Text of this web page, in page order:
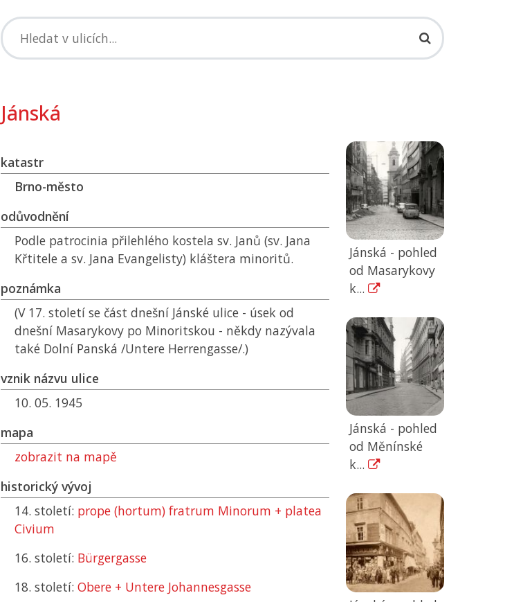
Jánská
katastr
Brno-město
odůvodnění
Podle patrocinia přilehlého kostela sv. Janů (sv. Jana
Křtitele a sv. Jana Evangelisty) kláštera minoritů.
poznámka
(V 17. století se část dnešní Jánské ulice - úsek od
dnešní Masarykovy po Minoritskou - někdy nazývala
také Dolní Panská /Untere Herrengasse/.)
vznik názvu ulice
10. 05. 1945
mapa
zobrazit na mapě
historický vývoj
14. století: prope (hortum) fratrum Minorum + platea
Civium
16. století: Bürgergasse
18. století: Obere + Untere Johannesgasse
Jánská - pohled
od Masarykovy
k...
Jánská - pohled
od Měnínské
k...